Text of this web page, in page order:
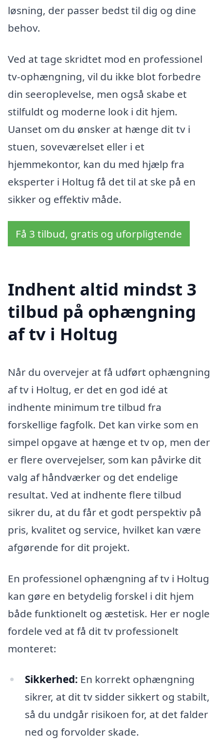
løsning, der passer bedst til dig og dine
behov.
Ved at tage skridtet mod en professionel
tv-ophængning, vil du ikke blot forbedre
din seeroplevelse, men også skabe et
stilfuldt og moderne look i dit hjem.
Uanset om du ønsker at hænge dit tv i
stuen, soveværelset eller i et
hjemmekontor, kan du med hjælp fra
eksperter i Holtug få det til at ske på en
sikker og effektiv måde.
Få 3 tilbud, gratis og uforpligtende
Indhent altid mindst 3
tilbud på ophængning
af tv i Holtug
Når du overvejer at få udført ophængning
af tv i Holtug, er det en god idé at
indhente minimum tre tilbud fra
forskellige fagfolk. Det kan virke som en
simpel opgave at hænge et tv op, men der
er flere overvejelser, som kan påvirke dit
valg af håndværker og det endelige
resultat. Ved at indhente flere tilbud
sikrer du, at du får et godt perspektiv på
pris, kvalitet og service, hvilket kan være
afgørende for dit projekt.
En professionel ophængning af tv i Holtug
kan gøre en betydelig forskel i dit hjem
både funktionelt og æstetisk. Her er nogle
fordele ved at få dit tv professionelt
monteret:
Sikkerhed: En korrekt ophængning
sikrer, at dit tv sidder sikkert og stabilt,
så du undgår risikoen for, at det falder
ned og forvolder skade.